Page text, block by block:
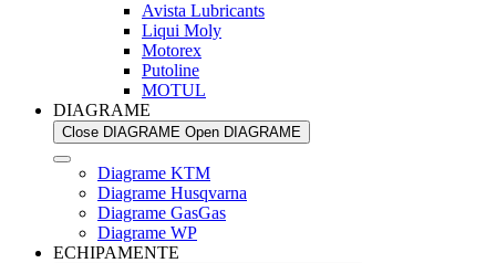
Avista Lubricants
Liqui Moly
Motorex
Putoline
MOTUL
DIAGRAME
Close DIAGRAME Open DIAGRAME
Diagrame KTM
Diagrame Husqvarna
Diagrame GasGas
Diagrame WP
ECHIPAMENTE